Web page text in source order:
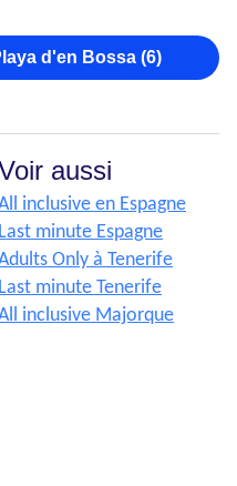
d'en Bossa (6)
aussi
inclusive en Espagne
Last minute Espagne
Only à Tenerife
Last minute Tenerife
inclusive Majorque